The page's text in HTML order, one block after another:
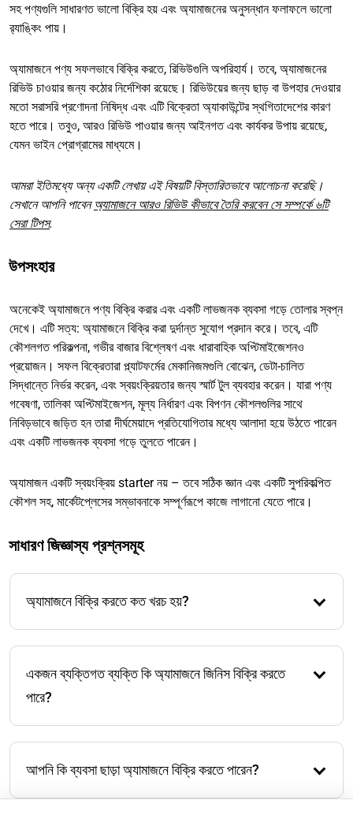
সহ পণ্যগুলি সাধারণত ভালো বিক্রি হয় এবং অ্যামাজনের অনুসন্ধান ফলাফলে ভালো
র‌্যাঙ্কিং পায়।
অ্যামাজনে পণ্য সফলভাবে বিক্রি করতে, রিভিউগুলি অপরিহার্য। তবে, অ্যামাজনের
রিভিউ চাওয়ার জন্য কঠোর নির্দেশিকা রয়েছে। রিভিউয়ের জন্য ছাড় বা উপহার দেওয়ার
মতো সরাসরি প্রণোদনা নিষিদ্ধ এবং এটি বিক্রেতা অ্যাকাউন্টের স্থগিতাদেশের কারণ
হতে পারে। তবুও, আরও রিভিউ পাওয়ার জন্য আইনগত এবং কার্যকর উপায় রয়েছে,
যেমন ভাইন প্রোগ্রামের মাধ্যমে।
আমরা ইতিমধ্যে অন্য একটি লেখায় এই বিষয়টি বিস্তারিতভাবে আলোচনা করেছি।
সেখানে আপনি পাবেনঅ্যামাজনে আরও রিভিউ কীভাবে তৈরি করবেন সে সম্পর্কে ৬টি
সেরা টিপস.
উপসংহার
অনেকেই অ্যামাজনে পণ্য বিক্রি করার এবং একটি লাভজনক ব্যবসা গড়ে তোলার স্বপ্ন
দেখে। এটি সত্য: অ্যামাজনে বিক্রি করা দুর্দান্ত সুযোগ প্রদান করে। তবে, এটি
কৌশলগত পরিকল্পনা, গভীর বাজার বিশ্লেষণ এবং ধারাবাহিক অপ্টিমাইজেশনও
প্রয়োজন। সফল বিক্রেতারা প্ল্যাটফর্মের মেকানিজমগুলি বোঝেন, ডেটা-চালিত
সিদ্ধান্তে নির্ভর করেন, এবং স্বয়ংক্রিয়তার জন্য স্মার্ট টুল ব্যবহার করেন। যারা পণ্য
গবেষণা, তালিকা অপ্টিমাইজেশন, মূল্য নির্ধারণ এবং বিপণন কৌশলগুলির সাথে
নিবিড়ভাবে জড়িত হন তারা দীর্ঘমেয়াদে প্রতিযোগিতার মধ্যে আলাদা হয়ে উঠতে পারেন
এবং একটি লাভজনক ব্যবসা গড়ে তুলতে পারেন।
অ্যামাজন একটি স্বয়ংক্রিয় starter নয় – তবে সঠিক জ্ঞান এবং একটি সুপরিকল্পিত
কৌশল সহ, মার্কেটপ্লেসের সম্ভাবনাকে সম্পূর্ণরূপে কাজে লাগানো যেতে পারে।
সাধারণ জিজ্ঞাস্য প্রশ্নসমূহ
অ্যামাজনে বিক্রি করতে কত খরচ হয়?
পরিকল্পনার জন্য প্রতি মাসে €39 ফ্ল্যাট খরচ হয়। এছাড়াও, উভয় পরিকল্পনায়
বিক্রয় কমিশন রয়েছে যা পণ্য বিভাগের উপর নির্ভর করে, তবে সাধারণত বিক্রয়
একজন ব্যক্তিগত ব্যক্তি কি অ্যামাজনে জিনিস বিক্রি করতে
পারে?
বাস্তবায়ন করা সহজ।
আপনি কি ব্যবসা ছাড়া অ্যামাজনে বিক্রি করতে পারেন?